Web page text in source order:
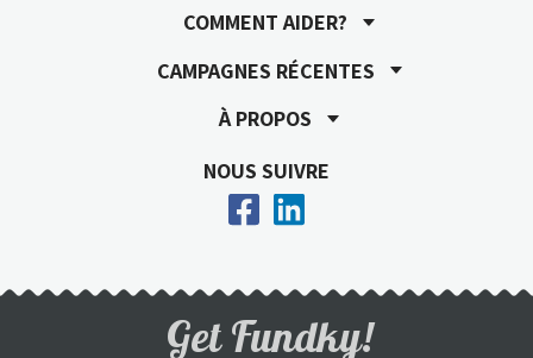
COMMENT AIDER?
CAMPAGNES RÉCENTES
À PROPOS
NOUS SUIVRE
Get Fundky!